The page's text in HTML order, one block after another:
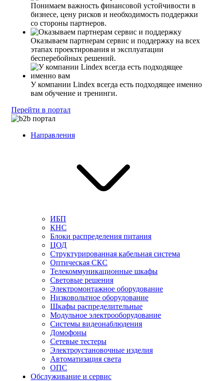
Понимаем важность финансовой устойчивости в
бизнесе, цену рисков и необходимость поддержки
со стороны партнеров.
Оказываем партнерам сервис и поддержку на всех
этапах проектирования и эксплуатации
бесперебойных решений.
У компании Lindex всегда есть подходящее именно
вам обучение и тренинги.
Перейти в портал
Направления
ИБП
КНС
Блоки распределения питания
ЦОД
Структурированная кабельная система
Оптическая СКС
Телекоммуникационные шкафы
Световые решения
Электромонтажное оборудование
Низковольтное оборудование
Шкафы распределительные
Модульное электрооборудование
Системы видеонаблюдения
Домофоны
Сетевые тестеры
Электроустановочные изделия
Автоматизация света
ОПС
Обслуживание и сервис